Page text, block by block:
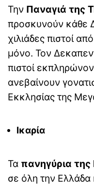
Την Παναγιά της
προσκυνούν κάθε
χιλιάδες πιστοί
μόνο. Τον
πιστοί
ανεβαίνουν
Εκκλησίας της
Ικαρία
Τα πανηγύρια της
σε όλη την Ελλάδα